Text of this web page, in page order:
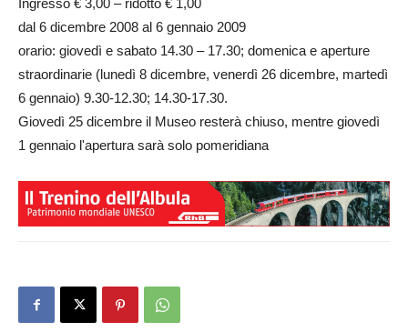
Ingresso € 3,00 – ridotto € 1,00
dal 6 dicembre 2008 al 6 gennaio 2009
orario: giovedì e sabato 14.30 – 17.30; domenica e aperture
straordinarie (lunedì 8 dicembre, venerdì 26 dicembre, martedì
6 gennaio) 9.30-12.30; 14.30-17.30.
Giovedì 25 dicembre il Museo resterà chiuso, mentre giovedì
1 gennaio l'apertura sarà solo pomeridiana